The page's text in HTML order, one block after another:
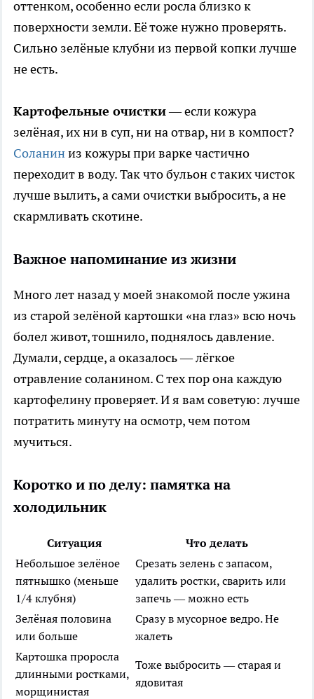
оттенком, особенно если росла близко к
поверхности земли. Её тоже нужно проверять.
Сильно зелёные клубни из первой копки лучше
не есть.
Картофельные очистки— если кожура
зелёная, их ни в суп, ни на отвар, ни в компост?
Соланиниз кожуры при варке частично
переходит в воду. Так что бульон с таких чисток
лучше вылить, а сами очистки выбросить, а не
скармливать скотине.
Важное напоминание из жизни
Много лет назад у моей знакомой после ужина
из старой зелёной картошки «на глаз» всю ночь
болел живот, тошнило, поднялось давление.
Думали, сердце, а оказалось — лёгкое
отравление соланином. С тех пор она каждую
картофелину проверяет. И я вам советую: лучше
потратить минуту на осмотр, чем потом
мучиться.
Коротко и по делу: памятка на
холодильник
Ситуация
Что делать
Небольшое зелёное
пятнышко (меньше
1/4 клубня)
Срезать зелень с запасом,
удалить ростки, сварить или
запечь — можно есть
Зелёная половина
или больше
Сразу в мусорное ведро. Не
жалеть
Картошка проросла
длинными ростками,
морщинистая
Тоже выбросить — старая и
ядовитая